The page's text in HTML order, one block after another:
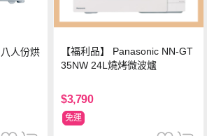
八人份烘
【福利品】 Panasonic NN-GT
35NW 24L燒烤微波爐
$3,790
免運